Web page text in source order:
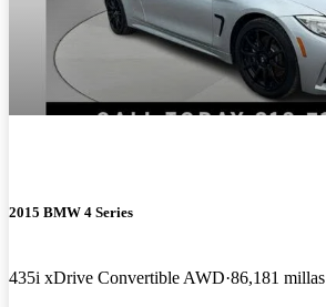
2015 BMW 4 Series
435i xDrive Convertible AWD 86,181 millas